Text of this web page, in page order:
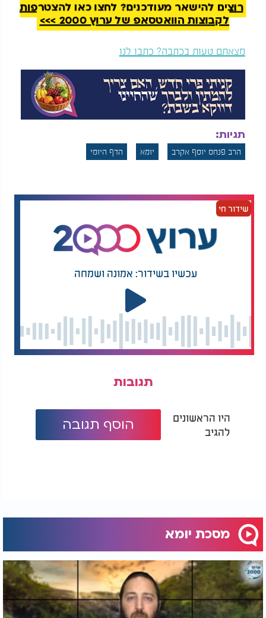
דף יומי:הדף היומי
אייר: הרב אקרב
דף יומי: הדף היומי
אייר: הרב אקרב
רוצים להישאר מעודכנים? לחצו כאן להצטרפות
לקבוצות הוואטסאפ של ערוץ 2000 >>>
מצאתם טעות בכתבה? כתבו לנו
תגיות:
הרב פנחס יוסף אקרב יומא הדף היומי
שידור חי
עכשיו בשידור: אמונה ושמחה
תגובות
היו הראשונים
להגיב
הוסף תגובה
מסכת יומא